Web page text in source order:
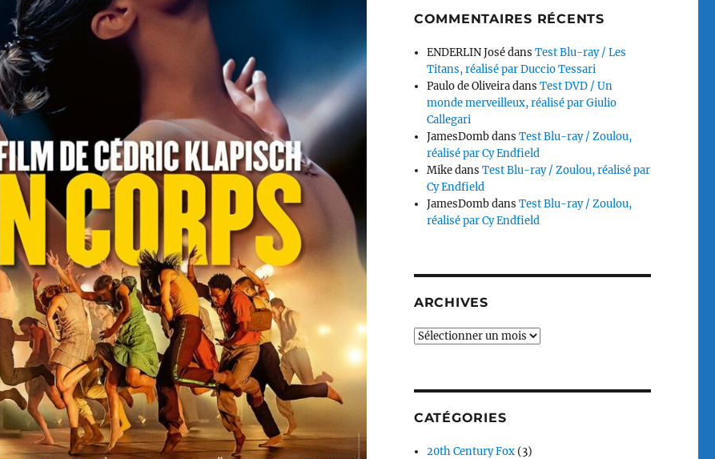
COMMENTAIRES RÉCENTS
ENDERLIN JosédansTest Blu-ray / Les
Titans, réalisé par Duccio Tessari
Paulo de OliveiradansTest DVD / Un
monde merveilleux, réalisé par Giulio
Callegari
JamesDombdansTest Blu-ray / Zoulou,
réalisé par Cy Endfield
MikedansTest Blu-ray / Zoulou, réalisé par
Cy Endfield
JamesDombdansTest Blu-ray / Zoulou,
réalisé par Cy Endfield
ARCHIVES
Archives
CATÉGORIES
20th Century Fox (3)